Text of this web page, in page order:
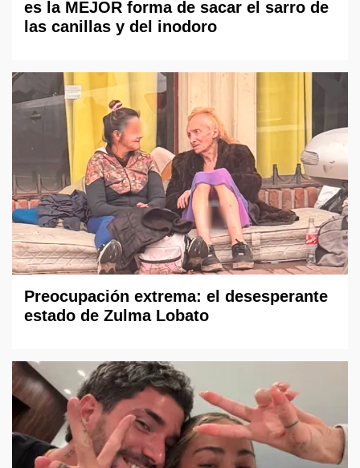
es la MEJOR forma de sacar el sarro de
las canillas y del inodoro
Preocupación extrema: el desesperante
estado de Zulma Lobato